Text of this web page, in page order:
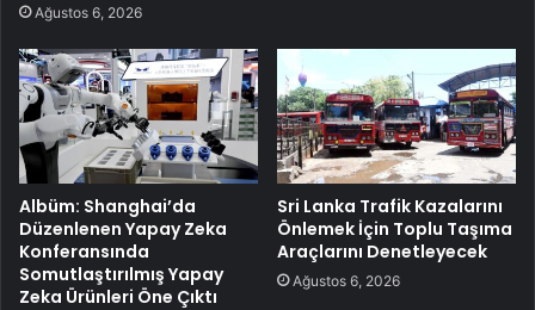
Ağustos 6, 2026
Albüm: Shanghai’da
Düzenlenen Yapay Zeka
Konferansında
Somutlaştırılmış Yapay
Zeka Ürünleri Öne Çıktı
Sri Lanka Trafik Kazalarını
Önlemek İçin Toplu Taşıma
Araçlarını Denetleyecek
Ağustos 6, 2026